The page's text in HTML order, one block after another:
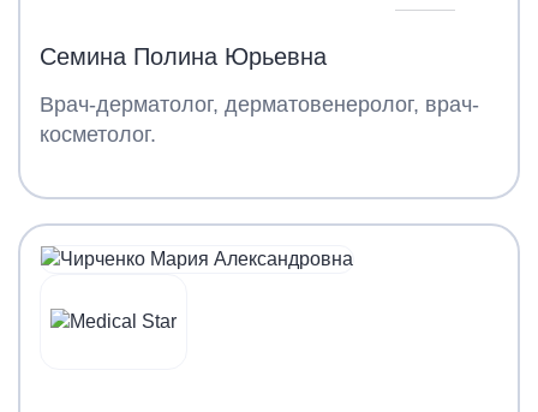
Семина Полина Юрьевна
Врач-дерматолог, дерматовенеролог, врач-
косметолог.